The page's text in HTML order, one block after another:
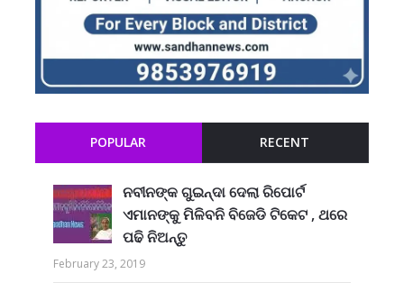
POPULAR RECENT
ନବୀନଙ୍କ ଗୁଇନ୍ଦା ଦେଲା ରିପୋର୍ଟ
ଏମାନଙ୍କୁ ମିଳିବନି ବିଜେଡି ଟିକେଟ , ଥରେ
ପଢି ନିଅନ୍ତୁ
February 23, 2019